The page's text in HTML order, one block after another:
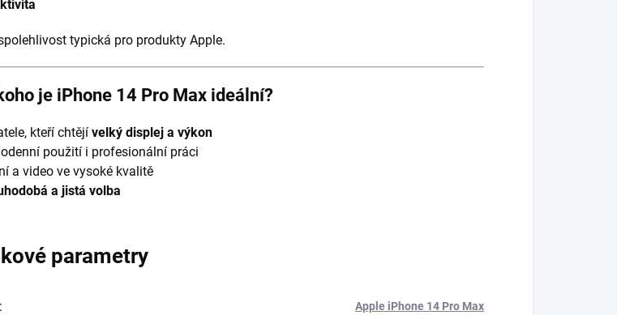
typická pro produkty Apple.
je iPhone 14 Pro Max ideální?
kteří chtějí velký displej a výkon
použití i profesionální práci
a video ve vysoké kvalitě
a jistá volba
parametry
: Apple iPhone 14 Pro Max